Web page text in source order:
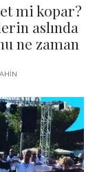
mi kopar?
aslında
ne zaman